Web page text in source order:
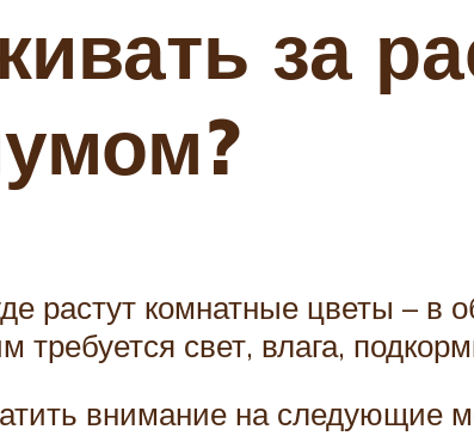
за
растут комнатные цветы –
требуется свет, влага,
внимание на следующие